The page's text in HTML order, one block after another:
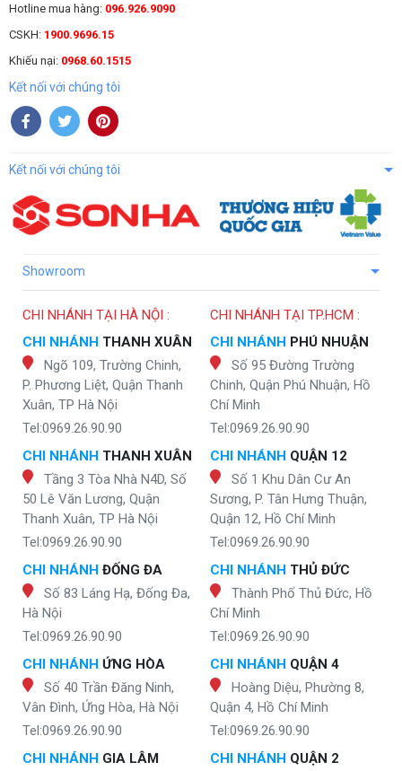
Hotline mua hàng: 096.926.9090
CSKH: 1900.9696.15
Khiếu nại: 0968.60.1515
Kết nối với chúng tôi
Kết nối với chúng tôi
Showroom
CHI NHÁNH TẠI HÀ NỘI :
CHI NHÁNH THANH XUÂN
Ngõ 109, Trường Chinh,
P. Phương Liệt, Quận Thanh
Xuân, TP Hà Nội
Tel:0969.26.90.90
CHI NHÁNH THANH XUÂN
Tầng 3 Tòa Nhà N4D, Số
50 Lê Văn Lương, Quận
Thanh Xuân, TP Hà Nội
Tel:0969.26.90.90
CHI NHÁNH ĐỐNG ĐA
Số 83 Láng Hạ, Đống Đa,
Hà Nội
Tel:0969.26.90.90
CHI NHÁNH ỨNG HÒA
Số 40 Trần Đăng Ninh,
Vân Đình, Ứng Hòa, Hà Nội
Tel:0969.26.90.90
CHI NHÁNH GIA LÂM
CHI NHÁNH TẠI TP.HCM :
CHI NHÁNH PHÚ NHUẬN
Số 95 Đường Trường
Chinh, Quận Phú Nhuận, Hồ
Chí Minh
Tel:0969.26.90.90
CHI NHÁNH QUẬN 12
Số 1 Khu Dân Cư An
Sương, P. Tân Hưng Thuận,
Quận 12, Hồ Chí Minh
Tel:0969.26.90.90
CHI NHÁNH THỦ ĐỨC
Thành Phố Thủ Đức, Hồ
Chí Minh
Tel:0969.26.90.90
CHI NHÁNH QUẬN 4
Hoàng Diệu, Phường 8,
Quận 4, Hồ Chí Minh
Tel:0969.26.90.90
CHI NHÁNH QUẬN 2